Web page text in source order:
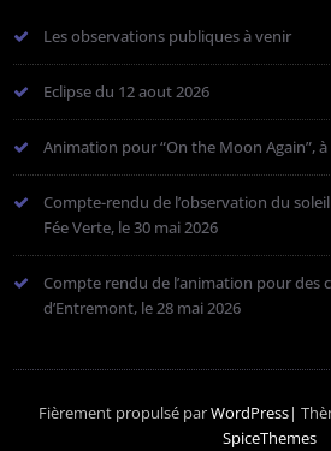
Les observations publiques à venir
Eclipse du 12 aout 2026
Animation pour “On the Moon Again”,
Compte-rendu de l’observation du
Fée Verte, le 30 mai 2026
Compte rendu de l’animation pour des
d’Entremont, le 28 mai 2026
Fièrement propulsé parWordPress|
SpiceThemes